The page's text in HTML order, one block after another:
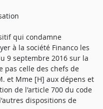
qui condamne
à la société Financo les
9 septembre 2016 sur la
pas celle des chefs de
et Mme [H] aux dépens et
de l'article 700 du code
dispositions de